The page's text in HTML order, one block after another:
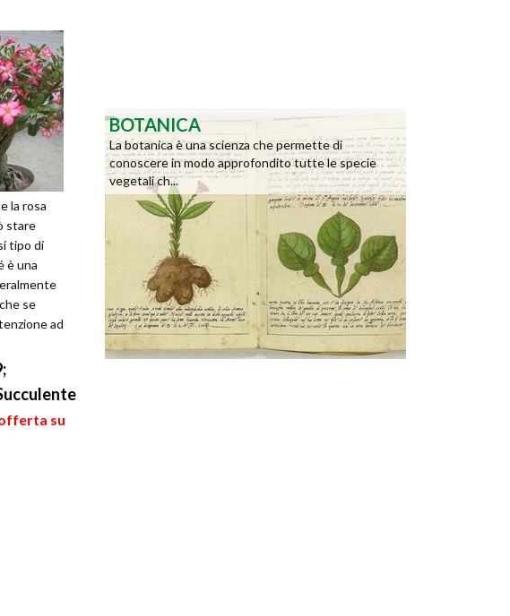
la rosa
stare
tipo di
è una
se
ad
su
BOTANICA
La botanica è una scienza che permette di
conoscere in modo approfondito tutte le specie
vegetali ch...